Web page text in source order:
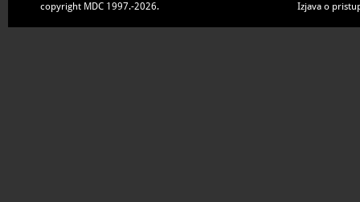
copyright MDC 1997.-2026. Izjava o